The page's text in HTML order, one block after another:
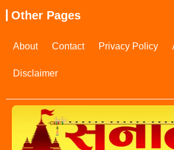
Other Pages
About Contact Privacy Policy
Disclaimer